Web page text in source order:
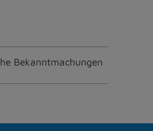
Bekanntmachungen